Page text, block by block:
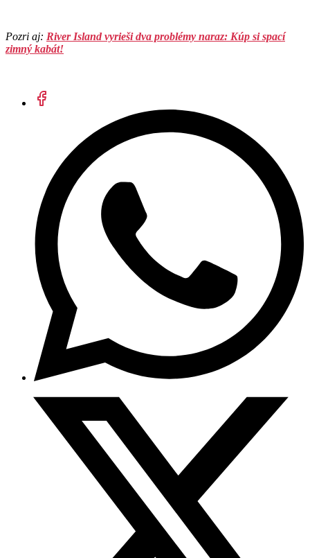
Pozri aj: River Island vyrieši dva problémy naraz: Kúp si spací
zimný kabát!